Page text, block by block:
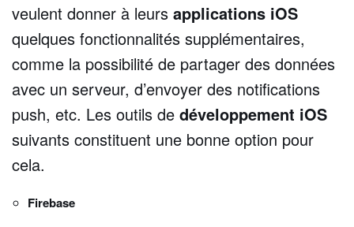
veulent donner à leurs applications iOS
quelques fonctionnalités supplémentaires,
comme la possibilité de partager des données
avec un serveur, d’envoyer des notifications
push, etc. Les outils de développement iOS
suivants constituent une bonne option pour
cela.
Firebase